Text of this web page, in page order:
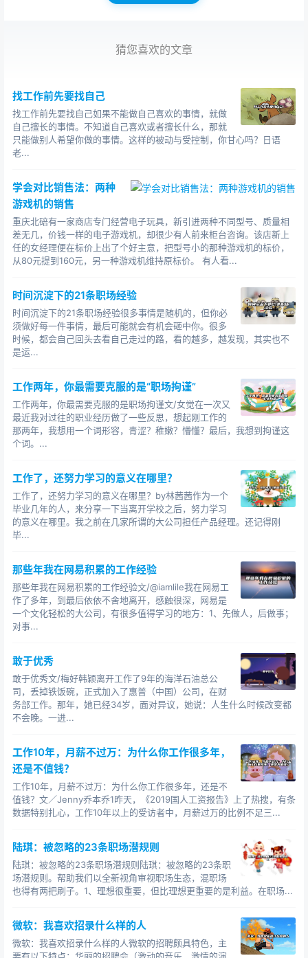
6. 质疑常识。前几年，每个人都说学个MBA满地都是
们什么？在做重大决策时千万不要随大流。有时要躲开所
7. 与不确定感和平共处。在开始人生新阶段的相当长
时间里，不确定感会如影随形，你可能因此战战兢兢、莫
名焦虑。告诉自己，不安不是因为你做错了什么，而是因
为你正在学习新东西。
围的压力，特别是对那些自认为不太如意的人，你的升迁
和进步让他们深受打击，于是会列出新环境中可能遇到的
种种困难，看似关心实则想吓退你。这时说句"真的
吗？"或"是吗？"与这些划清界限吧。
推荐阅读：[职场励志：您具备成功的基因吗] [职场励志：
猜您喜欢的文章
找工作前先要找自己
找工作前先要找自己如果不能做自己喜欢的事情，就做
自己擅长的事情。不知道自己喜欢或者擅长什么，那就
只能做别人希望你做的事情。这样的被动与受控制，你甘心吗？日语
老...
学会对比销售法：两种
游戏机的销售
重庆北碚有一家商店专门经营电子玩具，新引进两种不同型号、质量相
差无几，价钱一样的电子游戏机，却很少有人前来柜台咨询。该店新上
任的女经理便在标价上出了个好主意，把型号小的那种游戏机的标价，
从80元提到160元，另一种游戏机维持原标价。 有人看...
时间沉淀下的21条职场经验
时间沉淀下的21条职场经验很多事情是随机的，但你必
须做好每一件事情，最后可能就会有机会砸中你。很多
时候，都会自己回头去看自己走过的路，看的越多，越发现，其实也不
是运...
工作两年，你最需要克服的是“职场拘谨”
工作两年，你最需要克服的是职场拘谨文/女觉在一次又
最近我对过往的职业经历做了一些反思，想起刚工作的
那两年，我想用一个词形容，青涩？稚嫩？懵懂？最后，我想到拘谨这
个词。...
工作了，还努力学习的意义在哪里？
工作了，还努力学习的意义在哪里？by林茜茜作为一个
毕业几年的人，来分享一下当离开学校之后，努力学习
的意义在哪里。我之前在几家所谓的大公司担任产品经理。还记得刚
毕...
那些年我在网易积累的工作经验
那些年我在网易积累的工作经验文/@iamlile我在网易工
作了多年，到最后依依不舍地离开，感触很深，网易是
一个文化轻松的大公司，有很多值得学习的地方：1、先做人，后做事；
对事...
敢于优秀
敢于优秀文/梅好韩颖离开工作了9年的海洋石油总公
司，丢掉铁饭碗，正式加入了惠普（中国）公司，在财
务部工作。那年，她已经34岁，面对异议，她说：人生什么时候改变都
不会晚。一进...
工作10年，月薪不过万：为什么你工作很多年，
还是不值钱？
工作10年，月薪不过万：为什么你工作很多年，还是不
值钱？文／Jenny乔本乔1昨天，《2019国人工资报告》上了热搜，有条
数据特别扎心，工作10年以上的受访者中，月薪过万的比例不足三...
陆琪：被忽略的23条职场潜规则
陆琪：被忽略的23条职场潜规则陆琪：被忽略的23条职
场潜规则。帮助我们以全新视角审视职场生态，混职场
也得有两把刷子。1、理想很重要，但比理想更重要的是利益。在职场...
微软：我喜欢招录什么样的人
微软：我喜欢招录什么样的人微软的招聘颇具特色，主